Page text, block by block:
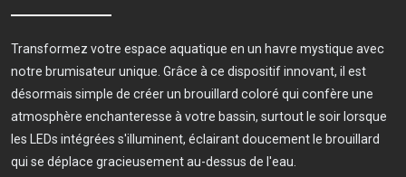
Transformez votre espace aquatique en un havre mystique avec
notre brumisateur unique. Grâce à ce dispositif innovant, il est
désormais simple de créer un brouillard coloré qui confère une
atmosphère enchanteresse à votre bassin, surtout le soir lorsque
les LEDs intégrées s'illuminent, éclairant doucement le brouillard
qui se déplace gracieusement au-dessus de l'eau.